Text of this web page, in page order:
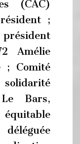
(CAC)
;
président
Amélie
; Comité
Bars,
équitable